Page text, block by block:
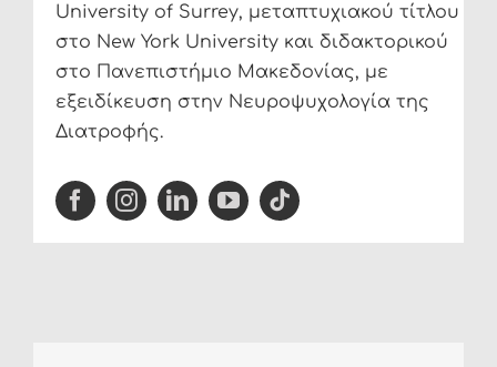
University of Surrey, μεταπτυχιακού τίτλου
στο New York University και διδακτορικού
στο Πανεπιστήμιο Μακεδονίας, με
εξειδίκευση στην Νευροψυχολογία της
Διατροφής.